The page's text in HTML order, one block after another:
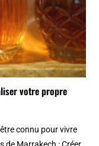
votre propre
connu pour vivre